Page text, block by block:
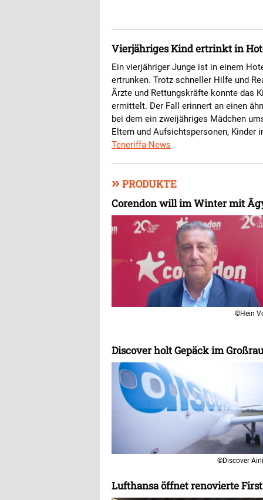
Vierjähriges Kind ertrinkt in
Ein vierjähriger Junge ist in einem
ertrunken. Trotz schneller Hilfe und
Ärzte und Rettungskräfte konnte das
ermittelt. Der Fall erinnert an einen
bei dem ein zweijähriges Mädchen
Eltern und Aufsichtspersonen, Kinder
Teneriffa-News
» PRODUKTE
Corendon will im Winter mit
©Hein
Discover holt Gepäck im
©Discover
Lufthansa öffnet renovierte